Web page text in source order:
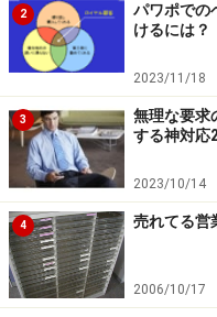
2
パワポでの
けるには？
2023/11/18
3
無理な要求
する神対応
2023/10/14
4 売れてる営
2006/10/17